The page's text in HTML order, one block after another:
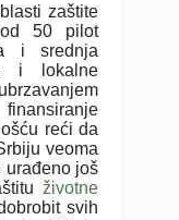
zaštite
50 pilot
i srednja
i lokalne
reći da
veoma
urađeno još
životne
svih